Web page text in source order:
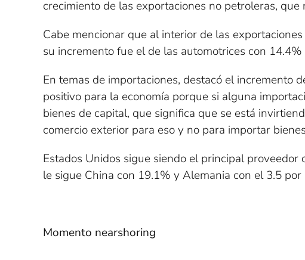
crecimiento de las exportaciones no petroleras, que
Cabe mencionar que al interior de las
su incremento fue el de las automotrices con
En temas de importaciones, destacó el incremento
positivo para la economía porque si alguna
bienes de capital, que significa que se está
comercio exterior para eso y no para importar
Estados Unidos sigue siendo el principal
le sigue China con 19.1% y Alemania con el 3.5 por
Momento nearshoring